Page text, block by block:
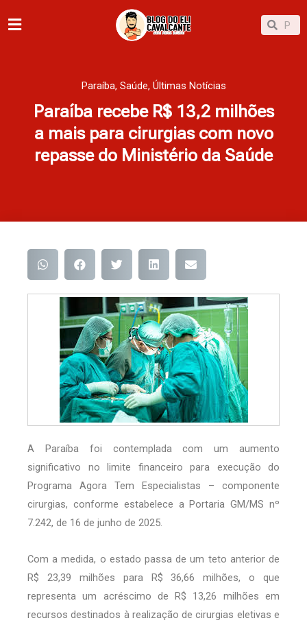
para
Pesquisar
Paraíba, Saúde, Últimas Notícias
Paraíba recebe R$ 13,2 milhões
a mais para cirurgias com novo
repasse do Ministério da Saúde
A Paraíba foi contemplada com um aumento
significativo no limite financeiro para execução do
Programa Agora Tem Especialistas – componente
cirurgias, conforme estabelece a Portaria GM/MS nº
7.242, de 16 de junho de 2025.
Com a medida, o estado passa de um teto anterior de
R$ 23,39 milhões para R$ 36,66 milhões, o que
representa um acréscimo de R$ 13,26 milhões em
recursos destinados à realização de cirurgias eletivas e